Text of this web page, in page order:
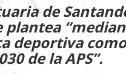
de
deportiva
de la APS”.